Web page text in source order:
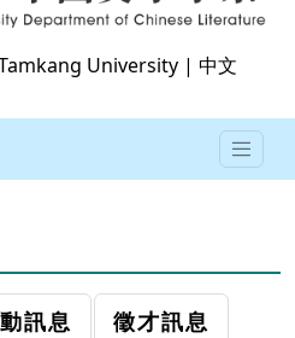
University | 中文
訊息
徵才訊息